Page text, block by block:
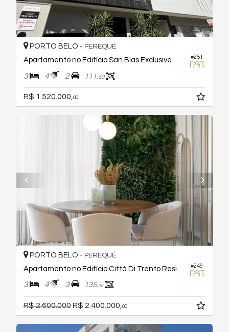
#251
PORTO BELO - PEREQUÊ
Apartamento no Edifício San Blas Exclusive Home
3 4 2 111,50
R$ 1.520.000, 00
#249
PORTO BELO - PEREQUÊ
3 4 3 135,00
R$ 2.600.000R$ 2.400.000, 00